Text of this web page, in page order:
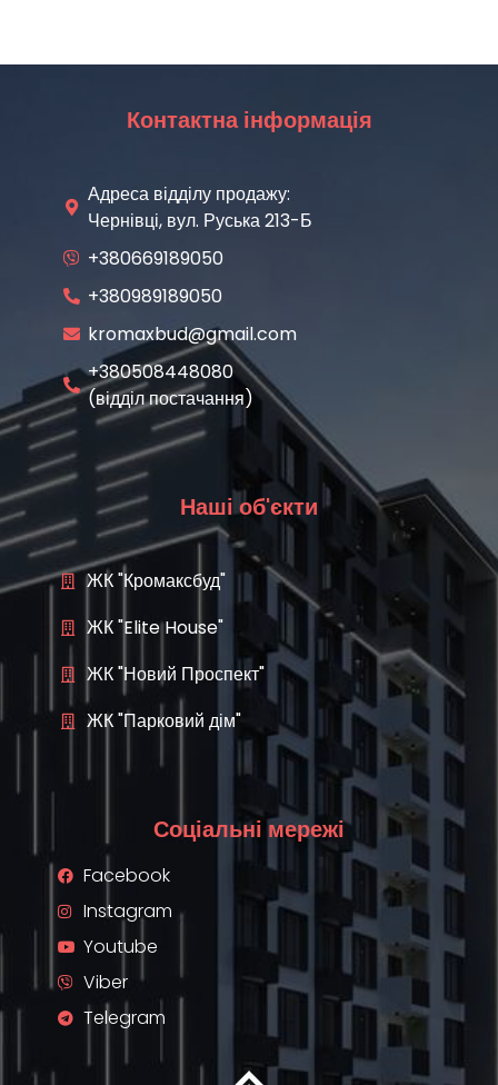
Контактна інформація
Адреса відділу продажу:
Чернівці, вул. Руська 213-Б
+380669189050
+380989189050
kromaxbud@gmail.com
+380508448080
(відділ постачання)
Наші об'єкти
ЖК "Кромаксбуд"
ЖК "Elite House"
ЖК "Новий Проспект"
ЖК "Парковий дім"
Соціальні мережі
Facebook
Instagram
Youtube
Viber
Telegram